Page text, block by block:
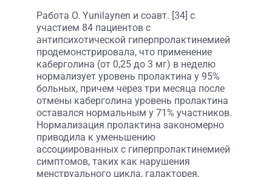
Работа O. Yunilaynen и соавт. [34] с
участием 84 пациентов с
антипсихотической гиперпролактинемией
продемонстрировала, что применение
каберголина (от 0,25 до 3 мг) в неделю
нормализует уровень пролактина у 95%
больных, причем через три месяца после
отмены каберголина уровень пролактина
оставался нормальным у 71% участников.
Нормализация пролактина закономерно
приводила к уменьшению
ассоциированных с гиперпролактинемией
симптомов, таких как нарушения
менструального цикла, галакторея,